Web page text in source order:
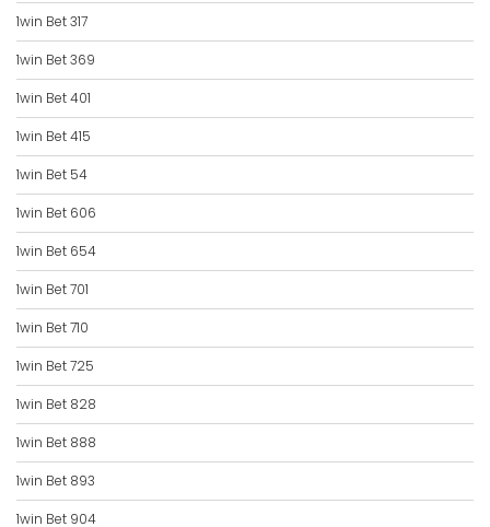
1win Bet 317
1win Bet 369
1win Bet 401
1win Bet 415
1win Bet 54
1win Bet 606
1win Bet 654
1win Bet 701
1win Bet 710
1win Bet 725
1win Bet 828
1win Bet 888
1win Bet 893
1win Bet 904